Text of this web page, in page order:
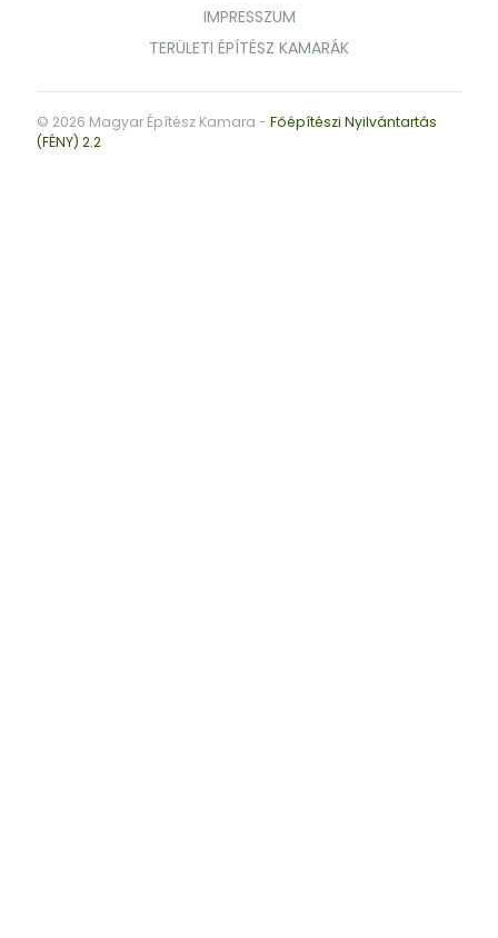
IMPRESSZUM
TERÜLETI ÉPÍTÉSZ KAMARÁK
© 2026 Magyar Építész Kamara - Főépítészi Nyilvántartás
(FÉNY) 2.2